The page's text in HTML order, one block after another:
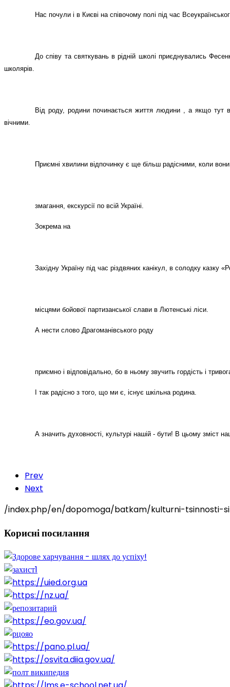
Нас почули і в Києві на співочому полі під час
До співу та святкувань в рідній школі приєднувались
школярів.
Від роду, родини починається життя людини , а якщо тут
вічними.
Приємні хвилини відпочинку є ще більш радісними, коли
змагання, екскурсії по всій Україні.
Зокрема на
Західну Україну під час різдвяних канікул, в солодку казку
місцями бойової партизанської слави в Лютенські ліси.
А нести слово Драгоманівського роду
приємно і відповідально, бо в ньому звучить гордість і
І так радісно з того, що ми є, існує шкільна родина.
А значить духовності, культурі нашій - бути! В цьому зміст
Prev
Next
/index.php/en/dopomoga/batkam/kulturni-tsinnosti-
Корисніпосилання